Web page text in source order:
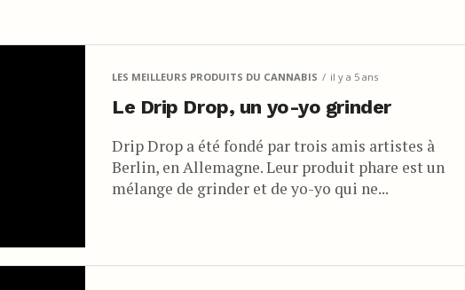
LES MEILLEURS PRODUITS DU CANNABIS il y a 5 ans
Le Drip Drop, un yo-yo grinder
Drip Drop a été fondé par trois amis artistes à
Berlin, en Allemagne. Leur produit phare est un
mélange de grinder et de yo-yo qui ne...